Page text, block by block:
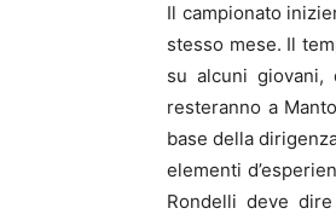
Il campionato
stesso mese. Il
su alcuni giovani,
resteranno a
base della
elementi
Rondelli deve